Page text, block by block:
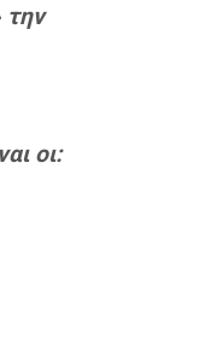
την
οι: